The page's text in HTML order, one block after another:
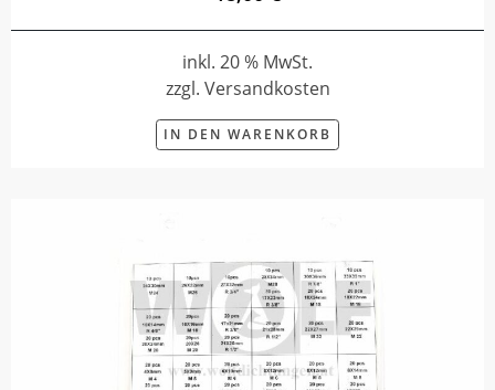
inkl. 20 % MwSt.
zzgl. Versandkosten
IN DEN WARENKORB